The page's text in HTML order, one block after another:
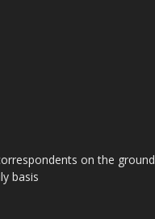
on the ground
basis.